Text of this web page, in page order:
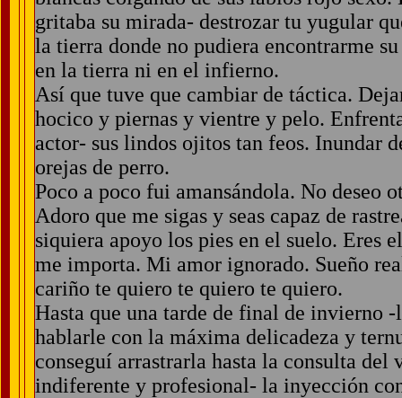
gritaba su mirada- destrozar tu yugular
la tierra donde no pudiera encontrarme
en la tierra ni en el infierno.
Así que tuve que cambiar de táctica.
hocico y piernas y vientre y pelo.
actor- sus lindos ojitos tan feos. Inundar
orejas de perro.
Poco a poco fui amansándola. No deseo
Adoro que me sigas y seas capaz de
siquiera apoyo los pies en el suelo. Eres
me importa. Mi amor ignorado. Sueño
cariño te quiero te quiero te quiero.
Hasta que una tarde de final de invierno
hablarle con la máxima delicadeza y
conseguí arrastrarla hasta la consulta del
indiferente y profesional- la inyección